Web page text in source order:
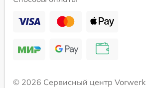
© 2026 Сервисный центр Vorwerk